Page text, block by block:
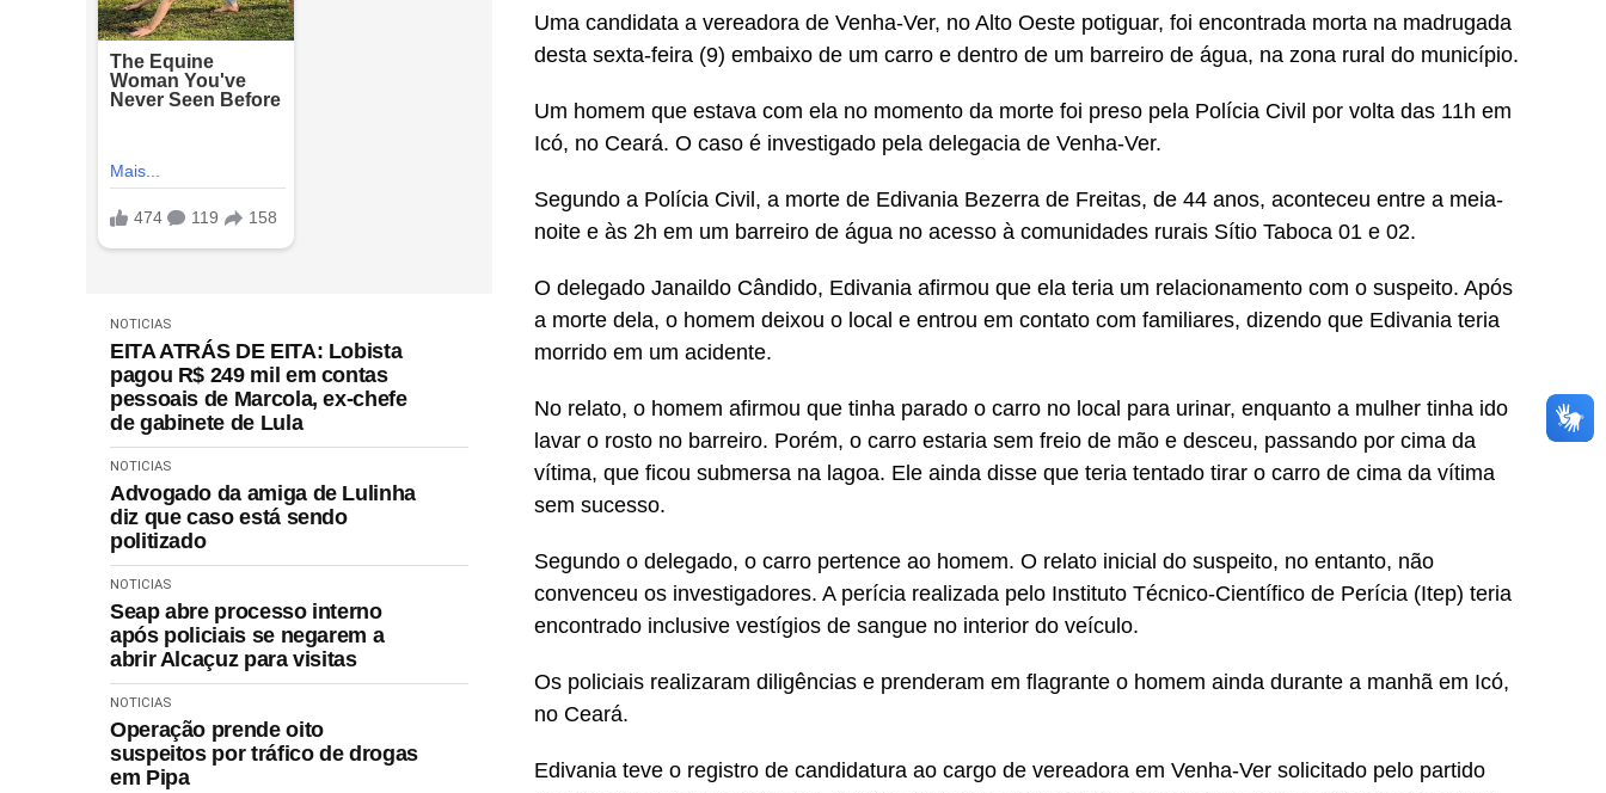
NOTICIAS
EITA ATRÁS DE EITA: Lobista
pagou R$ 249 mil em contas
pessoais de Marcola, ex-chefe
de gabinete de Lula
NOTICIAS
Advogado da amiga de Lulinha
diz que caso está sendo
politizado
NOTICIAS
Seap abre processo interno
após policiais se negarem a
abrir Alcaçuz para visitas
NOTICIAS
Operação prende oito
suspeitos por tráfico de drogas
em Pipa
Uma candidata a vereadora de Venha-Ver, no Alto Oeste potiguar, foi encontrada morta na madrugada
desta sexta-feira (9) embaixo de um carro e dentro de um barreiro de água, na zona rural do município.
Um homem que estava com ela no momento da morte foi preso pela Polícia Civil por volta das 11h em
Icó, no Ceará. O caso é investigado pela delegacia de Venha-Ver.
Segundo a Polícia Civil, a morte de Edivania Bezerra de Freitas, de 44 anos, aconteceu entre a meia-
noite e às 2h em um barreiro de água no acesso à comunidades rurais Sítio Taboca 01 e 02.
O delegado Janaildo Cândido, Edivania afirmou que ela teria um relacionamento com o suspeito. Após
a morte dela, o homem deixou o local e entrou em contato com familiares, dizendo que Edivania teria
morrido em um acidente.
No relato, o homem afirmou que tinha parado o carro no local para urinar, enquanto a mulher tinha ido
lavar o rosto no barreiro. Porém, o carro estaria sem freio de mão e desceu, passando por cima da
vítima, que ficou submersa na lagoa. Ele ainda disse que teria tentado tirar o carro de cima da vítima
sem sucesso.
Segundo o delegado, o carro pertence ao homem. O relato inicial do suspeito, no entanto, não
convenceu os investigadores. A perícia realizada pelo Instituto Técnico-Científico de Perícia (Itep) teria
encontrado inclusive vestígios de sangue no interior do veículo.
Os policiais realizaram diligências e prenderam em flagrante o homem ainda durante a manhã em Icó,
no Ceará.
Edivania teve o registro de candidatura ao cargo de vereadora em Venha-Ver solicitado pelo partido